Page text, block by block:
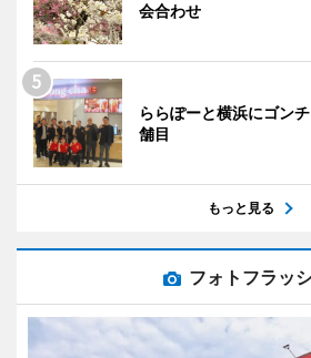
会合わせ
ららぽーと横浜にゴン
舗目
もっと見る
フォトフラッ